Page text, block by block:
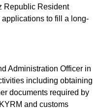
Republic Resident
to fill a long-
Administration Officer in
including obtaining
documents required by
and customs